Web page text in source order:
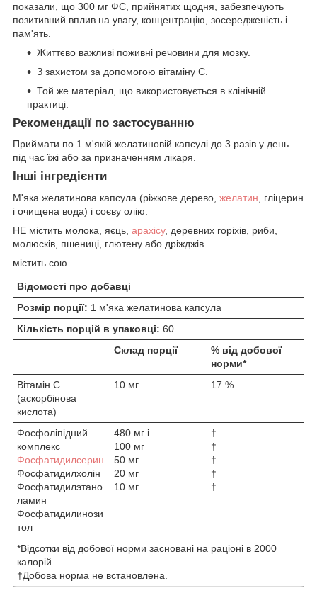
показали, що 300 мг ФС, прийнятих щодня, забезпечують
позитивний вплив на увагу, концентрацію, зосередженість і
пам'ять.
Життєво важливі поживні речовини для мозку.
З захистом за допомогою вітаміну С.
Той же матеріал, що використовується в клінічній
практиці.
Рекомендації по застосуванню
Приймати по 1 м'якій желатиновій капсулі до 3 разів у день
під час їжі або за призначенням лікаря.
Інші інгредієнти
М'яка желатинова капсула (ріжкове дерево, желатин , гліцерин
і очищена вода) і соєву олію.
НЕ містить молока, яєць, арахісу, деревних горіхів, риби,
молюсків, пшениці, глютену або дріжджів.
містить сою.
Відомості про добавці
Розмір порції: 1 м'яка желатинова капсула
Кількість порцій в упаковці: 60
Склад порції
% від добової
норми*
Вітамін С
(аскорбінова
кислота)
10 мг 17 %
Фосфоліпідний
комплекс
Фосфатидилсерин
Фосфатидилхолін
Фосфатидилэтано
ламин
Фосфатидилинози
тол
480 мг і
100 мг
50 мг
20 мг
10 мг
†
†
†
†
†
*Відсотки від добової норми засновані на раціоні в 2000
калорій.
†Добова норма не встановлена.